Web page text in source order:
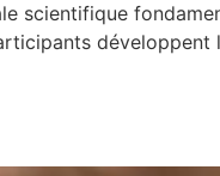
scientifique